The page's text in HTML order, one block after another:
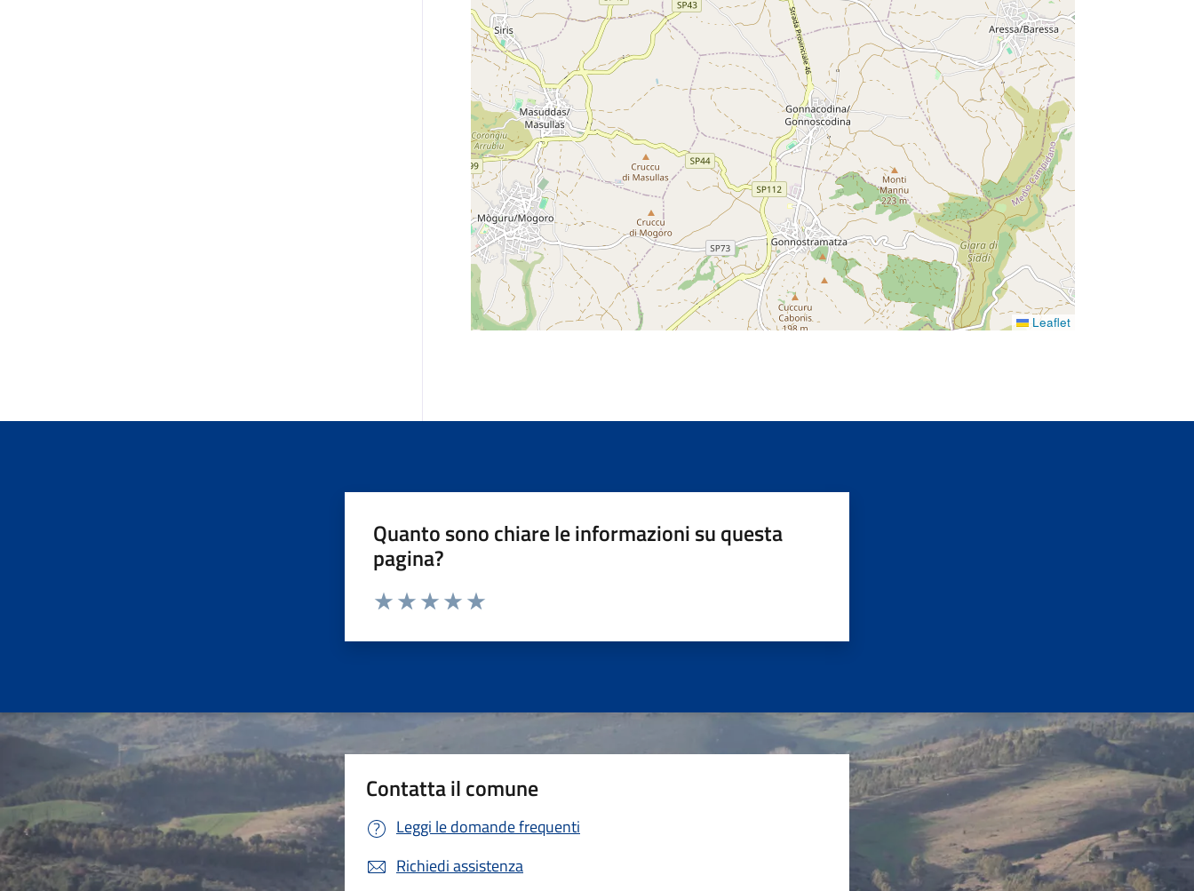
Leaflet
Quanto sono chiare le informazioni su questa
pagina?
Valuta da 1 a 5 stelle la pagina
Contatta il comune
Leggi le domande frequenti
Richiedi assistenza